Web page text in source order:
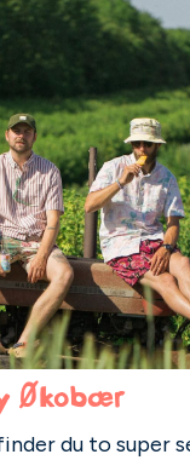
Økobær
du to super